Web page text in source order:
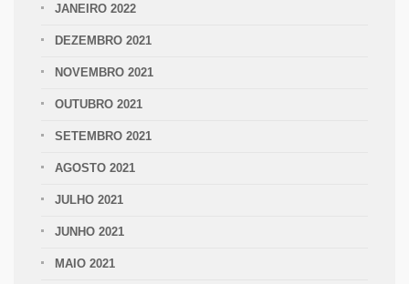
JANEIRO 2022
DEZEMBRO 2021
NOVEMBRO 2021
OUTUBRO 2021
SETEMBRO 2021
AGOSTO 2021
JULHO 2021
JUNHO 2021
MAIO 2021